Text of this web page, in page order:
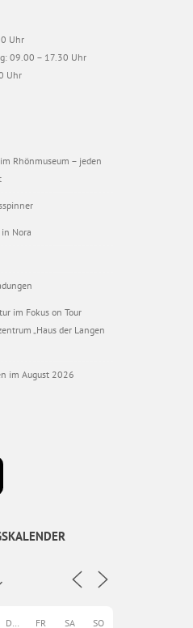
Uhr
09.00 – 17.30 Uhr
Uhr
Rhönmuseum – jeden
Nora
im Fokus on Tour
„Haus der Langen
im August 2026
FR SA SO